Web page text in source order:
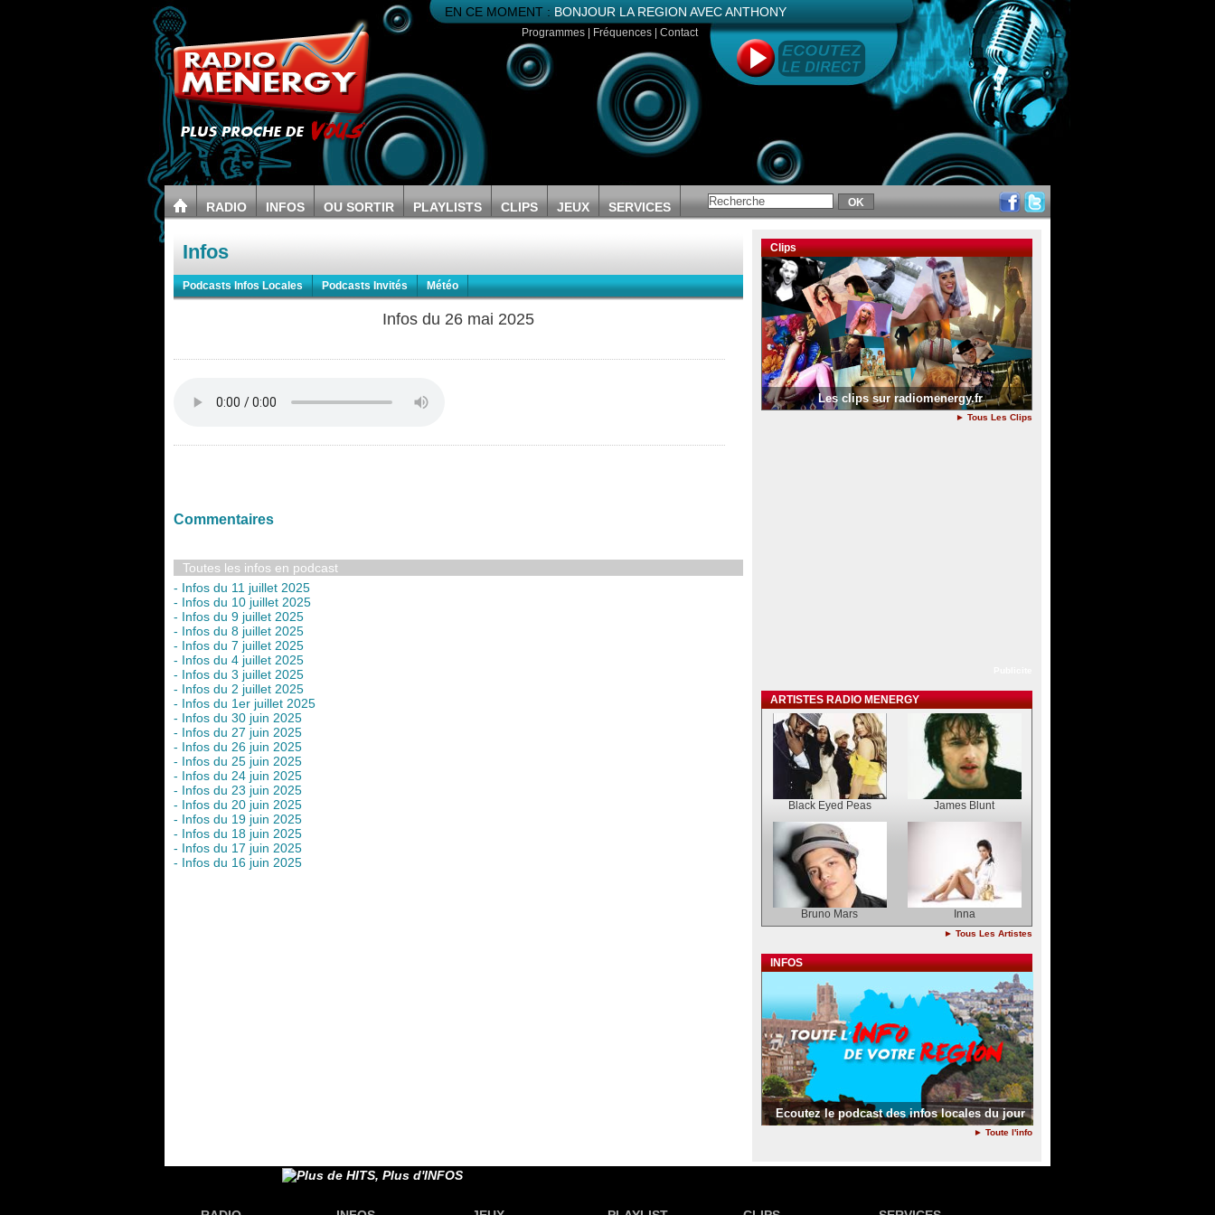
EN CE MOMENT : BONJOUR LA REGION AVEC ANTHONY
Programmes Fréquences Contact
RADIO INFOS OU SORTIR PLAYLISTS CLIPS JEUX SERVICES
Infos
Podcasts Infos Locales Podcasts Invités Météo
Infos du 26 mai 2025
Commentaires
Toutes les infos en podcast
- Infos du 11 juillet 2025
- Infos du 10 juillet 2025
- Infos du 9 juillet 2025
- Infos du 8 juillet 2025
- Infos du 7 juillet 2025
- Infos du 4 juillet 2025
- Infos du 3 juillet 2025
- Infos du 2 juillet 2025
- Infos du 1er juillet 2025
- Infos du 30 juin 2025
- Infos du 27 juin 2025
- Infos du 26 juin 2025
- Infos du 25 juin 2025
- Infos du 24 juin 2025
- Infos du 23 juin 2025
- Infos du 20 juin 2025
- Infos du 19 juin 2025
- Infos du 18 juin 2025
- Infos du 17 juin 2025
- Infos du 16 juin 2025
Clips
Les clips sur radiomenergy.fr
► Tous Les Clips
ARTISTES RADIO MENERGY
Black Eyed Peas James Blunt
Bruno Mars Inna
► Tous Les Artistes
INFOS
Ecoutez le podcast des infos locales du jour
► Toute l'info